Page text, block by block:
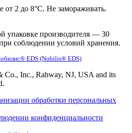
от 2 до 8°С. Не замораживать.
упаковке производителя ― 30
соблюдении условий хранения.
EDS (Nobilis® EDS)
Inc., Rahway, NJ, USA and its
обработки персональных
конфиденциальности